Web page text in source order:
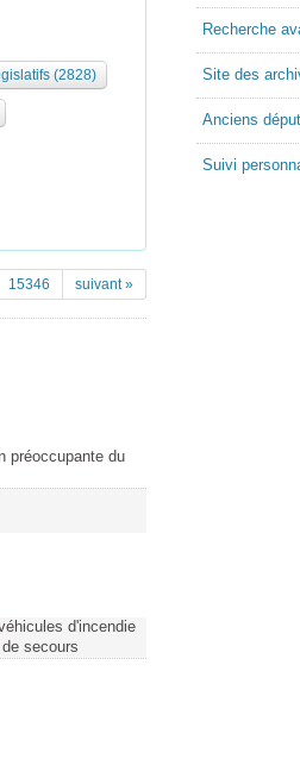
(2828)
15346 suivant »
préoccupante du
d'incendie
secours
Recherche
Site des
Anciens
Suivi